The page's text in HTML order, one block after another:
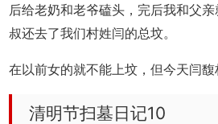
后给老奶和老爷磕头，完后我和父
叔还去了我们村姓闫的总坟。
在以前女的就不能上坟，但今天闫馥
清明节扫墓日记10